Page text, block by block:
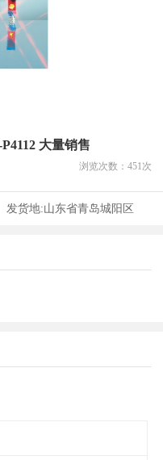
大量销售
浏览次数： 451次
发货地:山东省青岛城阳区